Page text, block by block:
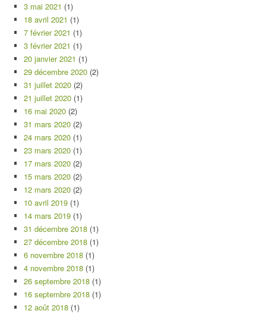
3 mai 2021 (1)
18 avril 2021 (1)
7 février 2021 (1)
3 février 2021 (1)
20 janvier 2021 (1)
29 décembre 2020 (2)
31 juillet 2020 (2)
21 juillet 2020 (1)
16 mai 2020 (2)
31 mars 2020 (2)
24 mars 2020 (1)
23 mars 2020 (1)
17 mars 2020 (2)
15 mars 2020 (2)
12 mars 2020 (2)
10 avril 2019 (1)
14 mars 2019 (1)
31 décembre 2018 (1)
27 décembre 2018 (1)
6 novembre 2018 (1)
4 novembre 2018 (1)
26 septembre 2018 (1)
16 septembre 2018 (1)
12 août 2018 (1)